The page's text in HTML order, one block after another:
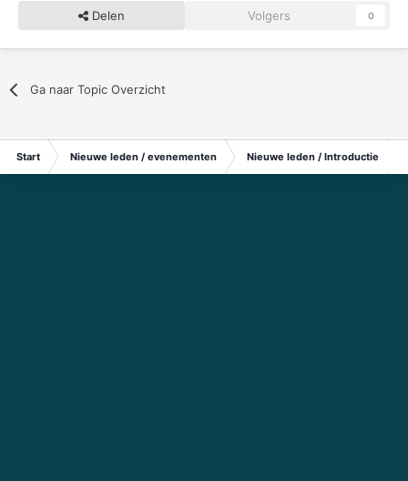
Delen Volgers 0
Ga naar Topic Overzicht
Start Nieuwe leden / evenementen Nieuwe leden / Introductie